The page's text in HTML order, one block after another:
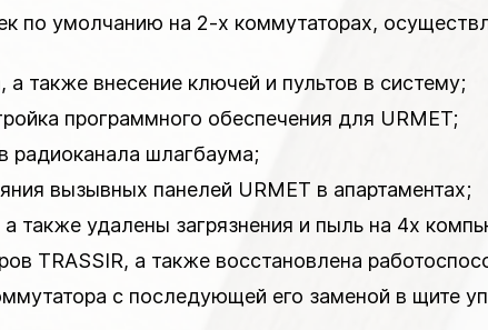
по умолчанию на 2-х коммутаторах,
также внесение ключей и пультов в систему;
программного обеспечения для URMET;
радиоканала шлагбаума;
вызывных панелей URMET в апартаментах;
также удалены загрязнения и пыль на 4х
TRASSIR, а также восстановлена
с последующей его заменой в щите